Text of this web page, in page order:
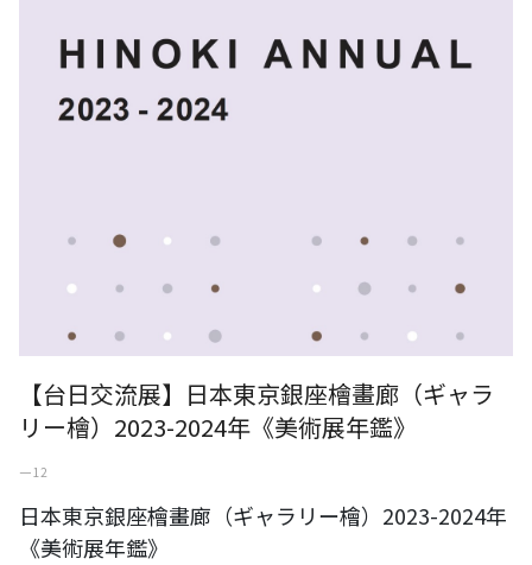
【台日交流展】日本東京銀座檜畫廊（ギャラ
リー檜）2023-2024年《美術展年鑑》
一 12
日本東京銀座檜畫廊（ギャラリー檜）2023-2024年
《美術展年鑑》